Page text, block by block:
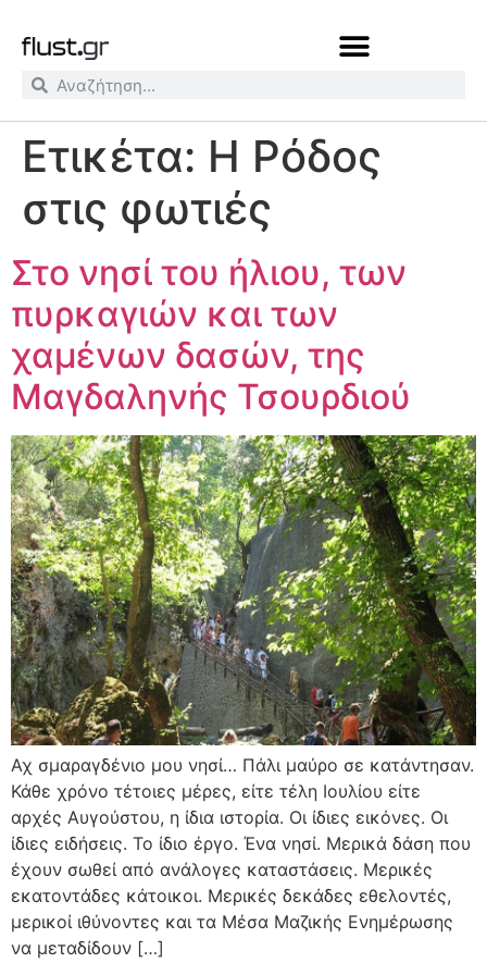
Ετικέτα: Η Ρόδος
στις φωτιές
Στο νησί του ήλιου, των
πυρκαγιών και των
χαμένων δασών, της
Μαγδαληνής Τσουρδιού
Αχ σμαραγδένιο μου νησί… Πάλι μαύρο σε κατάντησαν.
Κάθε χρόνο τέτοιες μέρες, είτε τέλη Ιουλίου είτε
αρχές Αυγούστου, η ίδια ιστορία. Οι ίδιες εικόνες. Οι
ίδιες ειδήσεις. Το ίδιο έργο. Ένα νησί. Μερικά δάση που
έχουν σωθεί από ανάλογες καταστάσεις. Μερικές
εκατοντάδες κάτοικοι. Μερικές δεκάδες εθελοντές,
μερικοί ιθύνοντες και τα Μέσα Μαζικής Ενημέρωσης
να μεταδίδουν […]